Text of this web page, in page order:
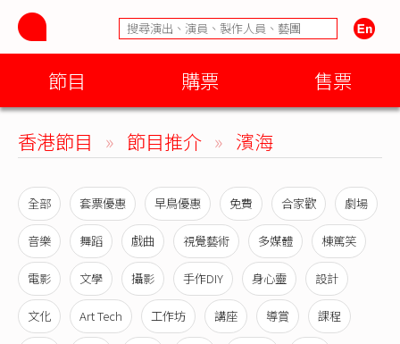
節目 購票 售票
香港節目 » 節目推介 » 濱海
全部 套票優惠 早鳥優惠 免費 合家歡 劇場
音樂 舞蹈 戲曲 視覺藝術 多媒體 棟篤笑
電影 文學 攝影 手作DIY 身心靈 設計
文化 Art Tech 工作坊 講座 導賞 課程